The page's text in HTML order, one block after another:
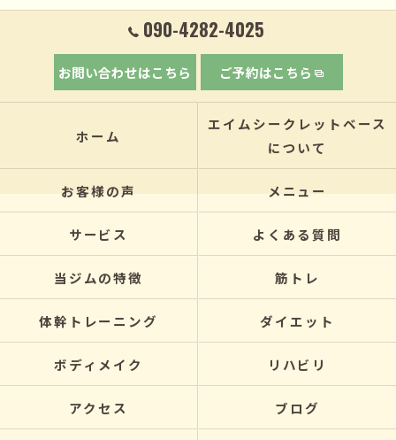
090-4282-4025
お問い合わせはこちら ご予約はこちら
ホーム
エイムシークレットベース
について
お客様の声 メニュー
サービス よくある質問
当ジムの特徴 筋トレ
体幹トレーニング ダイエット
ボディメイク リハビリ
アクセス ブログ